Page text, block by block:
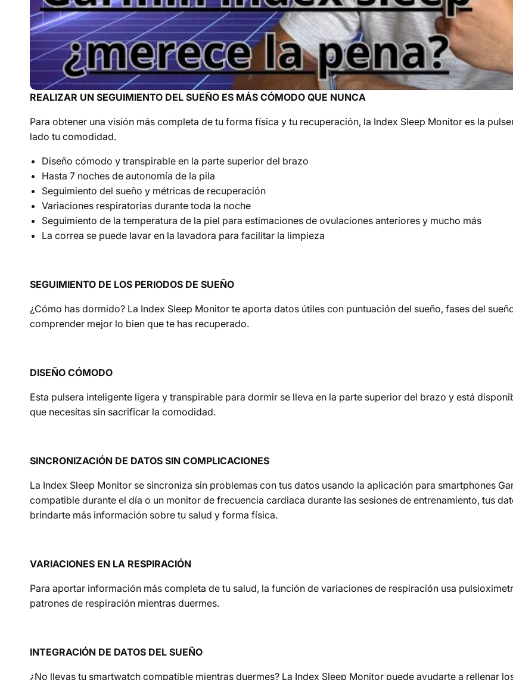
REALIZAR UN SEGUIMIENTO DEL SUEÑO ES MÁS CÓMODO QUE NUNCA
Para obtener una visión más completa de tu forma física y tu recuperación, la Index Sleep Monitor es la
lado tu comodidad.
Diseño cómodo y transpirable en la parte superior del brazo
Hasta 7 noches de autonomía de la pila
Seguimiento del sueño y métricas de recuperación
Variaciones respiratorias durante toda la noche
Seguimiento de la temperatura de la piel para estimaciones de ovulaciones anteriores y mucho más
La correa se puede lavar en la lavadora para facilitar la limpieza
SEGUIMIENTO DE LOS PERIODOS DE SUEÑO
¿Cómo has dormido? La Index Sleep Monitor te aporta datos útiles con puntuación del sueño, fases del
comprender mejor lo bien que te has recuperado.
DISEÑO CÓMODO
Esta pulsera inteligente ligera y transpirable para dormir se lleva en la parte superior del brazo y está
que necesitas sin sacrificar la comodidad.
SINCRONIZACIÓN DE DATOS SIN COMPLICACIONES
La Index Sleep Monitor se sincroniza sin problemas con tus datos usando la aplicación para smartphones
compatible durante el día o un monitor de frecuencia cardiaca durante las sesiones de entrenamiento, tus
brindarte más información sobre tu salud y forma física.
VARIACIONES EN LA RESPIRACIÓN
Para aportar información más completa de tu salud, la función de variaciones de respiración usa
patrones de respiración mientras duermes.
INTEGRACIÓN DE DATOS DEL SUEÑO
¿No llevas tu smartwatch compatible mientras duermes? La Index Sleep Monitor puede ayudarte a rellenar